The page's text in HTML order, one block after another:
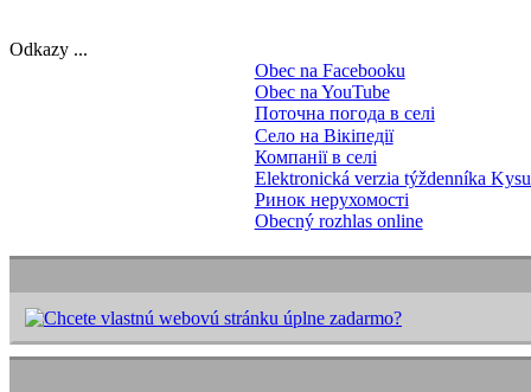
Odkazy ...
Obec na Facebooku
Obec na YouTube
Поточна погода в селі
Село на Вікіпедії
Компанії в селі
Elektronická verzia týždenníka
Ринок нерухомості
Obecný rozhlas online